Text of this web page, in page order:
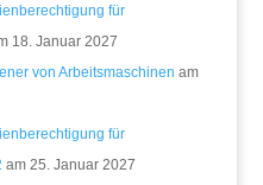
für
18. Januar 2027
von Arbeitsmaschinen am
für
am 25. Januar 2027